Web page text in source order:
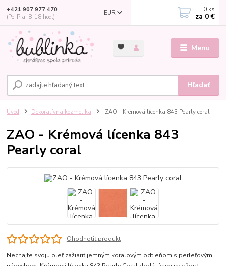
Menu
EUR
Hľadať
+421 907 977 470
(Po-Pia, 8-18 hod.)
0 ks
za 0 €
Úvod Dekoratívna kozmetika ZAO - Krémová lícenka 843 Pearly coral
ZAO - Krémová lícenka 843
Pearly coral
Ohodnotiť produkt
Nechajte svoju pleť zažiariť jemným koralovým odtieňom s perleťovým